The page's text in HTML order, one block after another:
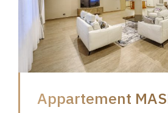
Appartement